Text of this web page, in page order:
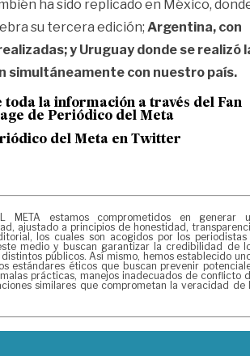
ha sido replicado en México,
su tercera edición; Argentina, con
y Uruguay donde se realizó
simultáneamente con nuestro país.
toda la información a través del Fan
de Periódico del Meta
del Meta en Twitter
META estamos comprometidos en generar
ajustado a principios de honestidad,
los cuales son acogidos por los periodistas
medio y buscan garantizar la credibilidad de
públicos. Así mismo, hemos establecido
estándares éticos que buscan prevenir
prácticas, manejos inadecuados de conflicto
similares que comprometan la veracidad de